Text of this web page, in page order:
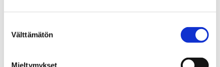
valinta
Välttämätön
Mieltymykset
Kaavat asetetaan nähtäville mielipiteiden esittämistä